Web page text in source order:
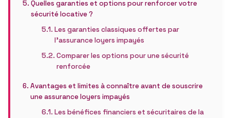
Quelles garanties et options pour renforcer votre
sécurité locative ?
Les garanties classiques offertes par
l’assurance loyers impayés
Comparer les options pour une sécurité
renforcée
Avantages et limites à connaître avant de souscrire
une assurance loyers impayés
Les bénéfices financiers et sécuritaires de la